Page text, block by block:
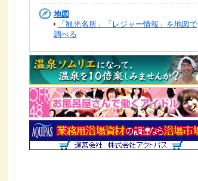
地図
「観光名所」「レジャー情報」を地図で
調べる